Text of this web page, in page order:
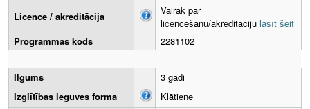
Licence / akreditācija
Vairāk par
licencēšanu/akreditāciju lasīt šeit
Programmas kods
2281102
Ilgums
3 gadi
Izglītības ieguves forma
Klātiene